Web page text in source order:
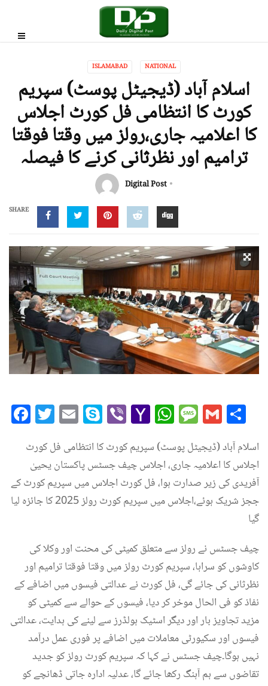
ISLAMABAD NATIONAL
اسلام آباد (ڈیجیٹل پوسٹ) سپریم
کورٹ کا انتظامی فل کورٹ اجلاس
کا اعلامیہ جاری،رولز میں وقتا فوقتا
ترامیم اور نظرثانی کرنے کا فیصلہ
Digital Post
SHARE
Facebook
Twitter
EmailSkype
ViberYahoo
Mail
اسلام آباد (ڈیجیٹل پوسٹ) سپریم کورٹ کا انتظامی فل کورٹ
اجلاس کا اعلامیہ جاری، اجلاس چیف جسٹس پاکستان یحییٰ
آفریدی کی زیر صدارت ہوا، فل کورٹ اجلاس میں سپریم کورٹ کے
ججز شریک ہوئے،اجلاس میں سپریم کورٹ رولز 2025 کا جائزہ لیا
گیا
چیف جسٹس نے رولز سے متعلق کمیٹی کی محنت اور وکلا کی
کاوشوں کو سراہا، سپریم کورٹ رولز میں وقتا فوقتا ترامیم اور
نظرثانی کی جائے گی، فل کورٹ نے عدالتی فیسوں میں اضافے کے
نفاذ کو فی الحال موخر کر دیا، فیسوں کے حوالے سے کمیٹی کو
مزید تجاویز بار اور دیگر اسٹیک ہولڈرز سے لینے کی ہدایت، عدالتی
فیسوں اور سکیورٹی معاملات میں اضافے پر فوری عمل درآمد
نہیں ہوگا۔چیف جسٹس نے کہا کہ سپریم کورٹ رولز کو جدید
تقاضوں سے ہم آہنگ رکھا جائے گا، عدلیہ ادارہ جاتی ڈھانچے کو